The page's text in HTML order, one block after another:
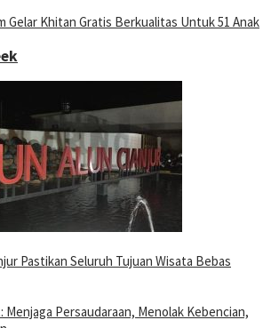
Gelar Khitan Gratis Berkualitas Untuk 51 Anak
Pastikan Seluruh Tujuan Wisata Bebas
Menjaga Persaudaraan, Menolak Kebencian,